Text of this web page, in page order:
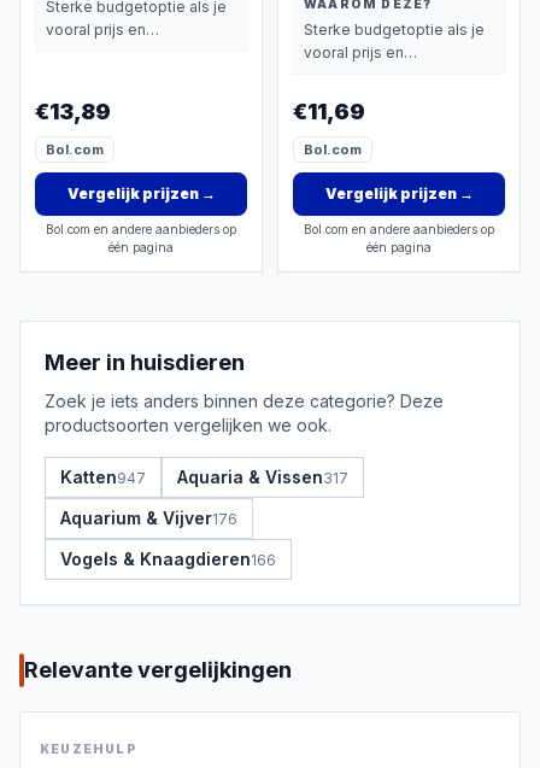
Sterke budgetoptie als je
vooral prijs en
€13,89
Bol.com
Vergelijk prijzen→
Bol.com en andere aanbieders op
één pagina
WAAROM DEZE?
Sterke budgetoptie als je
vooral prijs en
€11,69
Bol.com
Vergelijk prijzen→
Bol.com en andere aanbieders op
één pagina
Meer in huisdieren
Zoek je iets anders binnen deze categorie? Deze
productsoorten vergelijken we ook.
Katten947 Aquaria & Vissen317
Aquarium & Vijver176
Vogels & Knaagdieren166
Relevante vergelijkingen
KEUZEHULP